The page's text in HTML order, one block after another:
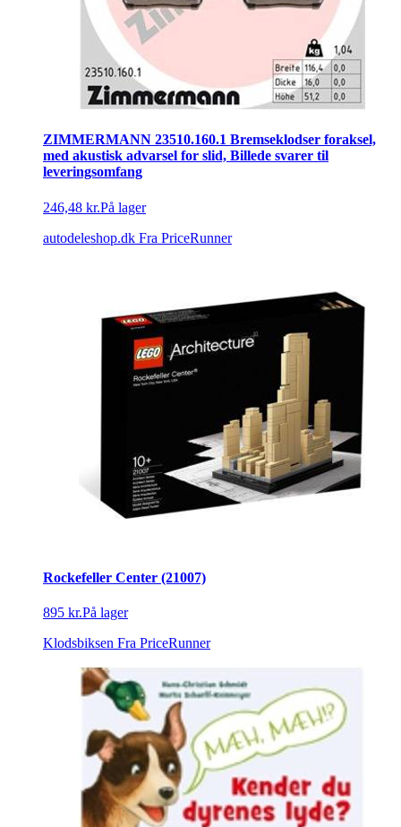
ZIMMERMANN 23510.160.1 Bremseklodser foraksel,
med akustisk advarsel for slid, Billede svarer til
leveringsomfang
246,48 kr.På lager
autodeleshop.dk Fra PriceRunner
Rockefeller Center (21007)
895 kr.På lager
Klodsbiksen Fra PriceRunner